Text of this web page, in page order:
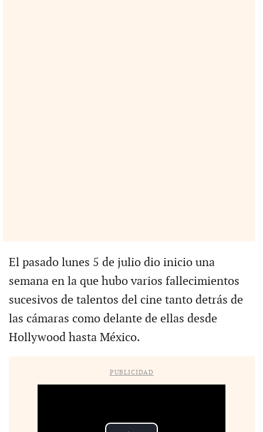
El pasado lunes 5 de julio dio inicio una
semana en la que hubo varios fallecimientos
sucesivos de talentos del cine tanto detrás de
las cámaras como delante de ellas desde
Hollywood hasta México.
PUBLICIDAD